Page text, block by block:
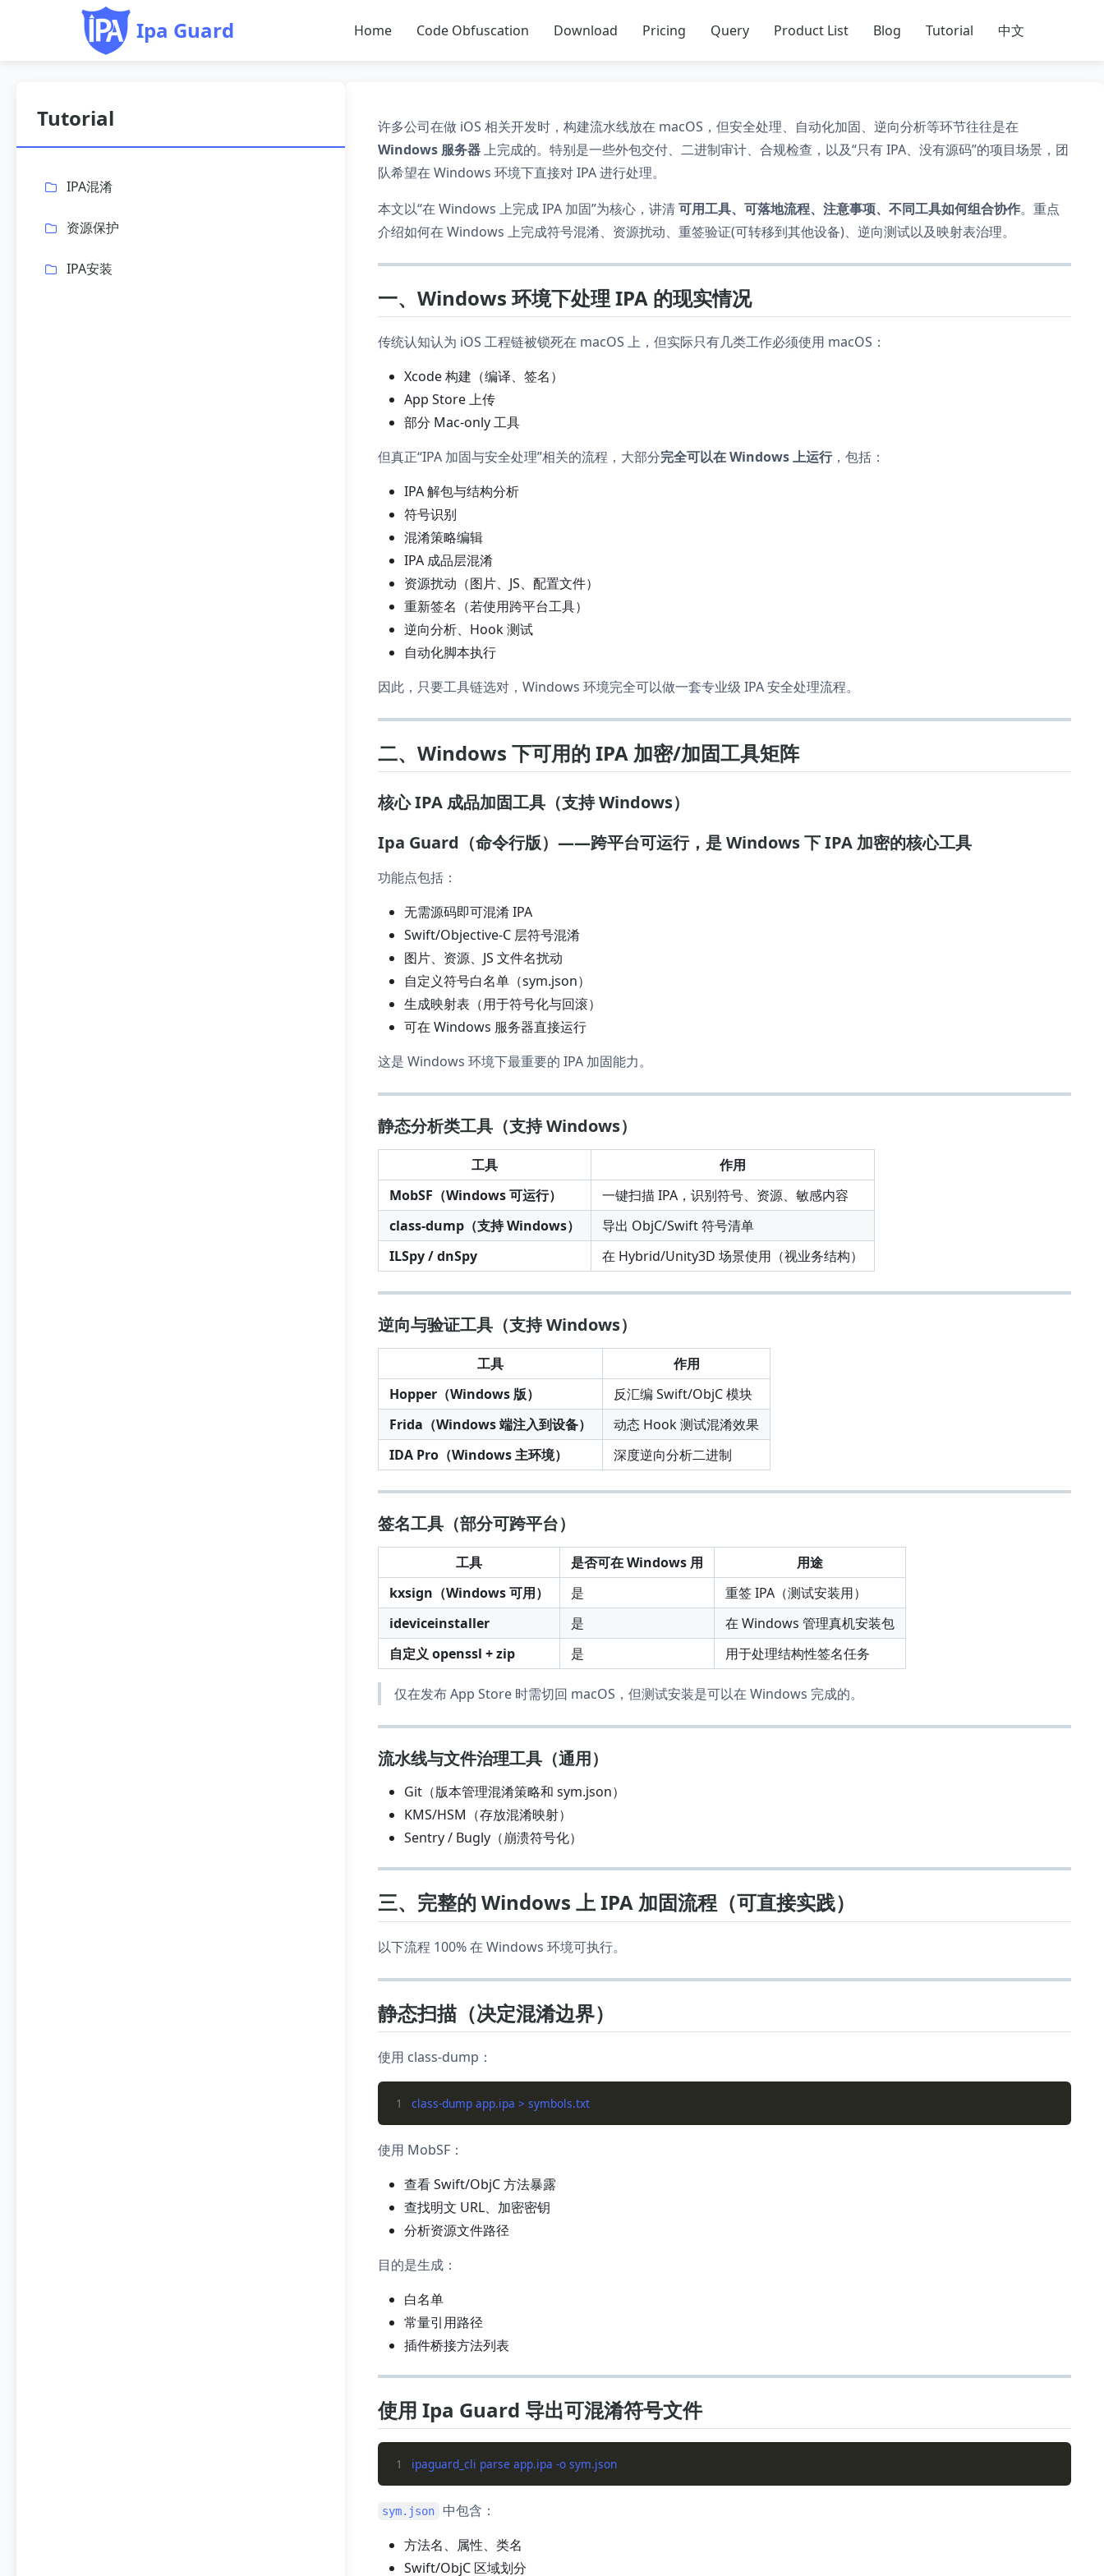
Ipa Guard Home Code Obfuscation Download Pricing Query Product List Blog Tutorial 中文
Tutorial
IPA混淆
资源保护
IPA安装
许多公司在做 iOS 相关开发时，构建流水线放在 macOS，但安全处理、自动化加固、逆向分析等环节往往是在
Windows 服务器上完成的。特别是一些外包交付、二进制审计、合规检查，以及“只有 IPA、没有源码”的项目场景，团
队希望在 Windows 环境下直接对 IPA 进行处理。
本文以“在 Windows 上完成 IPA 加固”为核心，讲清可用工具、可落地流程、注意事项、不同工具如何组合协作。重点
介绍如何在 Windows 上完成符号混淆、资源扰动、重签验证(可转移到其他设备)、逆向测试以及映射表治理。
一、Windows 环境下处理 IPA 的现实情况
传统认知认为 iOS 工程链被锁死在 macOS 上，但实际只有几类工作必须使用 macOS：
Xcode 构建（编译、签名）
App Store 上传
部分 Mac-only 工具
但真正“IPA 加固与安全处理”相关的流程，大部分完全可以在 Windows 上运行，包括：
IPA 解包与结构分析
符号识别
混淆策略编辑
IPA 成品层混淆
资源扰动（图片、JS、配置文件）
重新签名（若使用跨平台工具）
逆向分析、Hook 测试
自动化脚本执行
因此，只要工具链选对，Windows 环境完全可以做一套专业级 IPA 安全处理流程。
二、Windows 下可用的 IPA 加密/加固工具矩阵
核心 IPA 成品加固工具（支持 Windows）
Ipa Guard（命令行版）——跨平台可运行，是 Windows 下 IPA 加密的核心工具
功能点包括：
无需源码即可混淆 IPA
Swift/Objective-C 层符号混淆
图片、资源、JS 文件名扰动
自定义符号白名单（sym.json）
生成映射表（用于符号化与回滚）
可在 Windows 服务器直接运行
这是 Windows 环境下最重要的 IPA 加固能力。
静态分析类工具（支持 Windows）
工具
作用
MobSF（Windows 可运行）
一键扫描 IPA，识别符号、资源、敏感内容
class-dump（支持 Windows）
导出 ObjC/Swift 符号清单
ILSpy / dnSpy
在 Hybrid/Unity3D 场景使用（视业务结构）
逆向与验证工具（支持 Windows）
工具
作用
Hopper（Windows 版）
反汇编 Swift/ObjC 模块
Frida（Windows 端注入到设备）
动态 Hook 测试混淆效果
IDA Pro（Windows 主环境）
深度逆向分析二进制
签名工具（部分可跨平台）
工具 是否可在 Windows 用
用途
kxsign（Windows 可用）
是
重签 IPA（测试安装用）
ideviceinstaller
是
在 Windows 管理真机安装包
自定义 openssl + zip
是 用于处理结构性签名任务
仅在发布 App Store 时需切回 macOS，但测试安装是可以在 Windows 完成的。
流水线与文件治理工具（通用）
Git（版本管理混淆策略和 sym.json）
KMS/HSM（存放混淆映射）
Sentry / Bugly（崩溃符号化）
三、完整的 Windows 上 IPA 加固流程（可直接实践）
以下流程 100% 在 Windows 环境可执行。
静态扫描（决定混淆边界）
使用 class-dump：
1
使用 MobSF：
查看 Swift/ObjC 方法暴露
查找明文 URL、加密密钥
分析资源文件路径
目的是生成：
白名单
常量引用路径
插件桥接方法列表
使用 Ipa Guard 导出可混淆符号文件
1
sym.json
中包含：
方法名、属性、类名
Swift/ObjC 区域划分